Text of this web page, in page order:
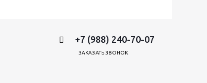
+7 (988) 240-70-07
ЗАКАЗАТЬ ЗВОНОК